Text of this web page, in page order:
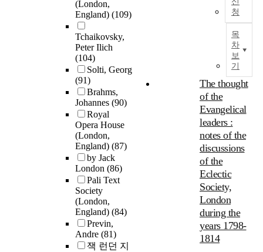
(London,
England) (109)
Tchaikovsky,
Peter Ilich
(104)
Solti, Georg
(91)
Brahms,
Johannes (90)
Royal
Opera House
(London,
England) (87)
by Jack
London (86)
Pali Text
Society
(London,
England) (84)
Previn,
Andre (81)
잭 런던 지
청
목
차
보
기
The thought
of the
Evangelical
leaders :
notes of the
discussions
of the
Eclectic
Society,
London
during the
years 1798-
1814